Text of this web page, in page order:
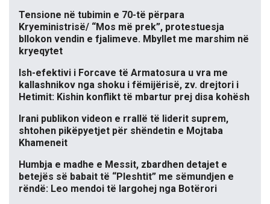
Tensione në tubimin e 70-të përpara
Kryeministrisë/ “Mos më prek”, protestuesja
bllokon vendin e fjalimeve. Mbyllet me marshim në
kryeqytet
Ish-efektivi i Forcave të Armatosura u vra me
kallashnikov nga shoku i fëmijërisë, zv. drejtori i
Hetimit: Kishin konflikt të mbartur prej disa kohësh
Irani publikon videon e rrallë të liderit suprem,
shtohen pikëpyetjet për shëndetin e Mojtaba
Khameneit
Humbja e madhe e Messit, zbardhen detajet e
betejës së babait të “Pleshtit” me sëmundjen e
rëndë: Leo mendoi të largohej nga Botërori